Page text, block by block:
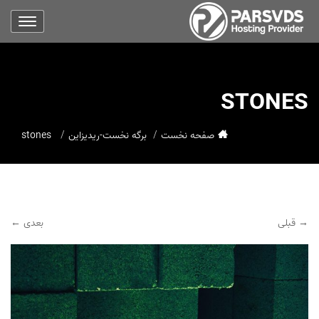
STONES
صفحه نخست برگه نخست-ریدیزاین
→ قبلی بعدی ←